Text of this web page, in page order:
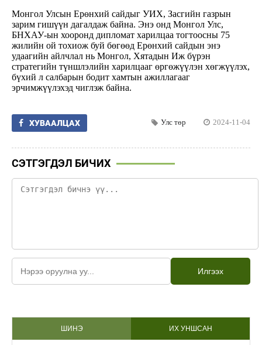
Монгол Улсын Ерөнхий сайдыг УИХ, Засгийн газрын
зарим гишүүн дагалдаж байна. Энэ онд Монгол Улс,
БНХАУ-ын хооронд дипломат харилцаа тогтоосны 75
жилийн ой тохиож буй бөгөөд Ерөнхий сайдын энэ
удаагийн айлчлал нь Монгол, Хятадын Иж бүрэн
стратегийн түншлэлийн харилцааг өргөжүүлэн хөгжүүлэх,
бүхий л салбарын бодит хамтын ажиллагааг
эрчимжүүлэхэд чиглэж байна.
ХУВААЛЦАХ Улс төр 2024-11-04
СЭТГЭГДЭЛ БИЧИХ
Илгээх
ШИНЭ ИХ УНШСАН